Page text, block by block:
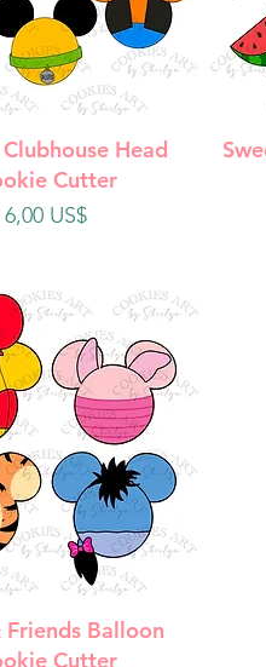
rápida Head
Cutter
Precio
6,00 US$
rápida
Friends Balloon
Cutter